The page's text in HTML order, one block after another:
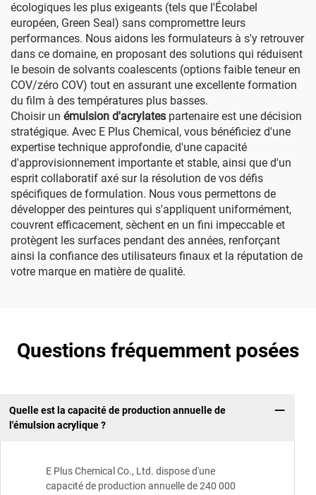
écologiques les plus exigeants (tels que l'Écolabel
européen, Green Seal) sans compromettre leurs
performances. Nous aidons les formulateurs à s'y retrouver
dans ce domaine, en proposant des solutions qui réduisent
le besoin de solvants coalescents (options faible teneur en
COV/zéro COV) tout en assurant une excellente formation
du film à des températures plus basses.
Choisir un émulsion d'acrylates partenaire est une décision
stratégique. Avec E Plus Chemical, vous bénéficiez d'une
expertise technique approfondie, d'une capacité
d'approvisionnement importante et stable, ainsi que d'un
esprit collaboratif axé sur la résolution de vos défis
spécifiques de formulation. Nous vous permettons de
développer des peintures qui s'appliquent uniformément,
couvrent efficacement, sèchent en un fini impeccable et
protègent les surfaces pendant des années, renforçant
ainsi la confiance des utilisateurs finaux et la réputation de
votre marque en matière de qualité.
Questions fréquemment posées
Quelle est la capacité de production annuelle de
l'émulsion acrylique ?
E Plus Chemical Co., Ltd. dispose d'une
capacité de production annuelle de 240 000